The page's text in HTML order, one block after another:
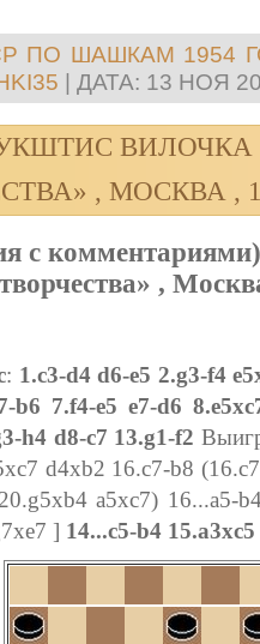
ПО ШАШКАМ 1954
| ДАТА: 13 НОЯ
ВИЛОЧКА
, МОСКВА ,
с комментариями)
,
: 1.c3-d4 d6-e5 2.g3-f4
b6 7.f4-e5 e7-d6
h4 d8-c7 13.g1-f2
d4xb2 16.c7-b8
a5xc7) 16...a5-
] 14...c5-b4